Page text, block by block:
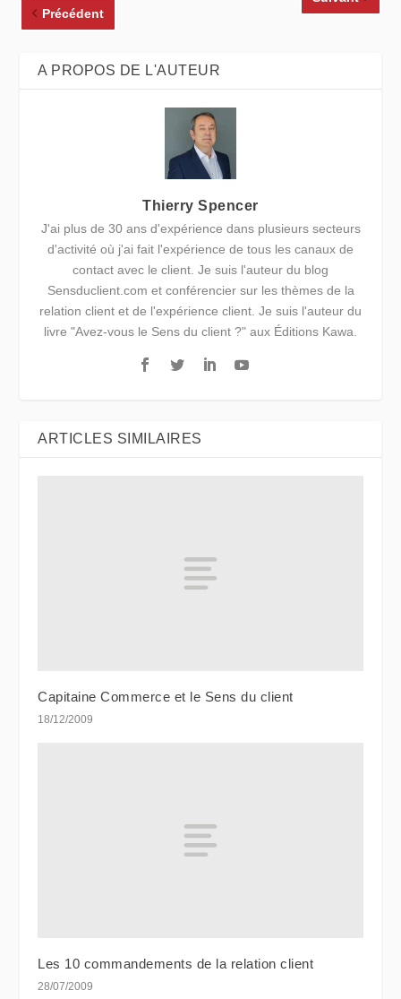
Précédent
A PROPOS DE L'AUTEUR
Thierry Spencer
J'ai plus de 30 ans d'expérience dans plusieurs secteurs
d'activité où j'ai fait l'expérience de tous les canaux de
contact avec le client. Je suis l'auteur du blog
Sensduclient.com et conférencier sur les thèmes de la
relation client et de l'expérience client. Je suis l'auteur du
livre "Avez-vous le Sens du client ?" aux Éditions Kawa.
ARTICLES SIMILAIRES
Capitaine Commerce et le Sens du client
18/12/2009
Les 10 commandements de la relation client
28/07/2009